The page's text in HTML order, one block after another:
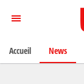
Accueil News